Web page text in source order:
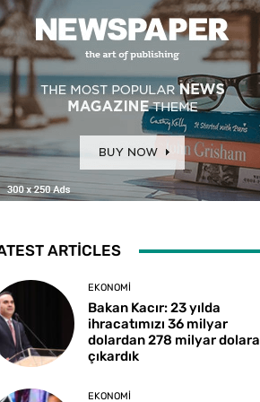
ARTICLES
EKONOMI
Bakan Kacır: 23 yılda
ihracatımızı 36 milyar
dolardan 278 milyar dolara
çıkardık
EKONOMI